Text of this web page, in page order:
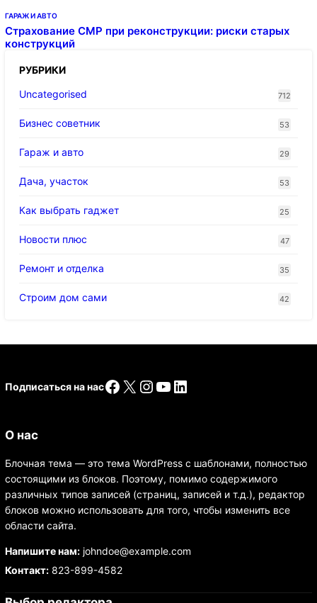
ГАРАЖ И АВТО
Страхование СМР при реконструкции: риски старых
конструкций
РУБРИКИ
Uncategorised
712
Бизнес советник 53
Гараж и авто 29
Дача, участок 53
Как выбрать гаджет 25
Новости плюс 47
Ремонт и отделка 35
Строим дом сами 42
Подписаться на насFacebook
X Instagram
YouTube
LinkedIn
О нас
Блочная тема — это тема WordPress с шаблонами, полностью
состоящими из блоков. Поэтому, помимо содержимого
различных типов записей (страниц, записей и т.д.), редактор
блоков можно использовать для того, чтобы изменить все
области сайта.
Напишите нам:johndoe@example.com
Контакт:823-899-4582